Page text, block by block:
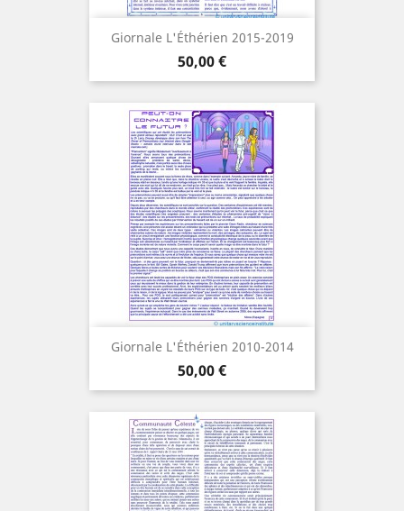
Giornale L'Éthérien 2015-2019
Prezzo
50,00 €
Giornale L'Éthérien 2010-2014
Prezzo
50,00 €